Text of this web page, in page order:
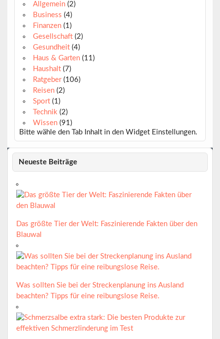
Allgemein(2)
Business (4)
Finanzen(1)
Gesellschaft(2)
Gesundheit(4)
Haus & Garten(11)
Haushalt(7)
Ratgeber(106)
Reisen(2)
Sport(1)
Technik(2)
Wissen(91)
Bitte wähle den Tab Inhalt in den Widget Einstellungen.
Neueste Beiträge
Das größte Tier der Welt: Faszinierende Fakten über den
Blauwal
Was sollten Sie bei der Streckenplanung ins Ausland
beachten? Tipps für eine reibungslose Reise.